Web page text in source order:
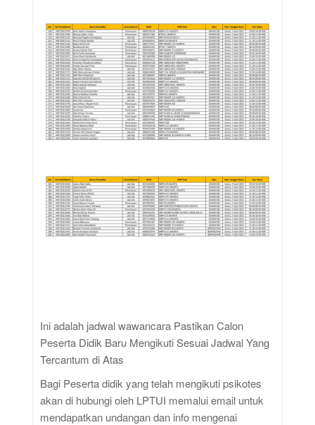
Ini adalah jadwal wawancara Pastikan Calon
Peserta Didik Baru Mengikuti Sesuai Jadwal Yang
Tercantum di Atas
Bagi Peserta didik yang telah mengikuti psikotes
akan di hubungi oleh LPTUI memalui email untuk
mendapatkan undangan dan info mengenai